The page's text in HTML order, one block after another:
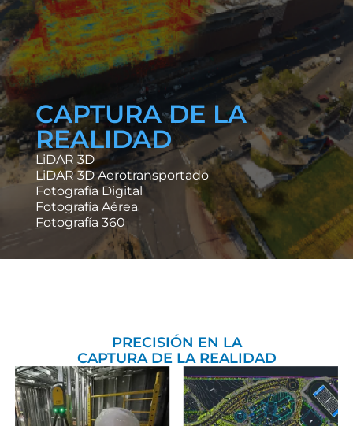
CAPTURA DE LA
REALIDAD
LiDAR 3D
LiDAR 3D Aerotransportado
Fotografía Digital
Fotografía Aérea
Fotografía 360
PRECISIÓN EN LA
CAPTURA DE LA REALIDAD